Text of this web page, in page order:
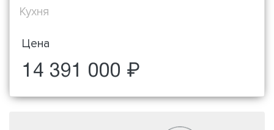
Кухня
Цена
14 391 000 ₽